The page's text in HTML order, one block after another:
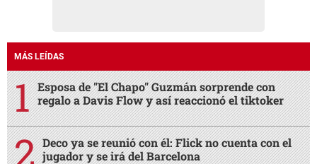
MÁS LEÍDAS
Esposa de "El Chapo" Guzmán sorprende con
regalo a Davis Flow y así reaccionó el tiktoker
Deco ya se reunió con él: Flick no cuenta con el
jugador y se irá del Barcelona